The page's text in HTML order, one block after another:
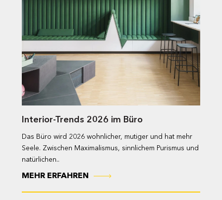
Interior-Trends 2026 im Büro
Das Büro wird 2026 wohnlicher, mutiger und hat mehr
Seele. Zwischen Maximalismus, sinnlichem Purismus und
natürlichen..
MEHR ERFAHREN